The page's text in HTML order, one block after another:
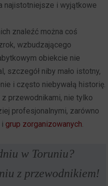
najistotniejsze i wyjątkowe
znaleźć można coś
wzbudzającego
obiekcie nie
szczegół niby mało istotny,
i często niebywałą historię.
przewodnikami, nie tylko
profesjonalnymi, zarówno
i grup zorganizowanych.
w Toruniu?
z przewodnikiem!